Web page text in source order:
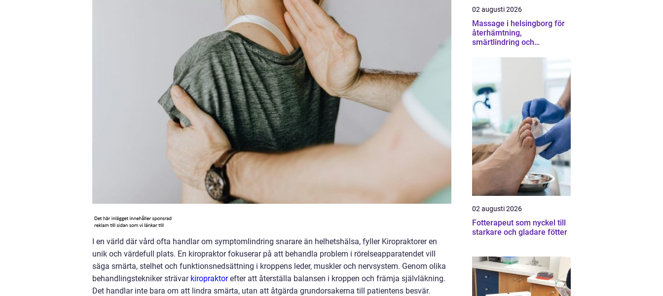
I en värld där vård ofta handlar om symptomlindring snarare än helhetshälsa, fyller Kiropraktorer en
unik och värdefull plats. En kiropraktor fokuserar på att behandla problem i rörelseapparatendet vill
säga smärta, stelhet och funktionsnedsättning i kroppens leder, muskler och nervsystem. Genom olika
behandlingstekniker strävar kiropraktorefter att återställa balansen i kroppen och främja självläkning.
Det handlar inte bara om att lindra smärta, utan att åtgärda grundorsakerna till patientens besvär.
02 augusti 2026
Massage i helsingborg för
återhämtning,
smärtlindring och
02 augusti 2026
Fotterapeut som nyckel till
starkare och gladare fötter